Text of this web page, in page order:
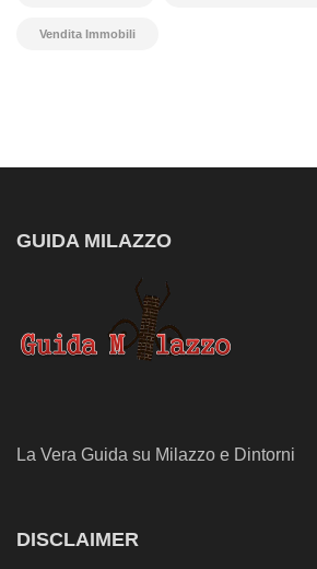
Vendita Immobili
GUIDA MILAZZO
La Vera Guida su Milazzo e Dintorni
DISCLAIMER